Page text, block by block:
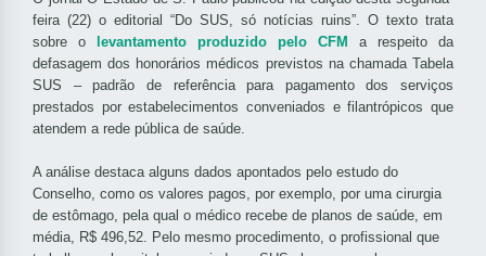
feira (22) o editorial “Do SUS, só notícias ruins”. O texto trata
sobre o
levantamento produzido pelo CFM
a respeito da
defasagem dos honorários médicos previstos na chamada Tabela
SUS – padrão de referência para pagamento dos serviços
prestados por estabelecimentos conveniados e filantrópicos que
atendem a rede pública de saúde.
A análise destaca alguns dados apontados pelo estudo do
Conselho, como os valores pagos, por exemplo, por uma cirurgia
de estômago, pela qual o médico recebe de planos de saúde, em
média, R$ 496,52. Pelo mesmo procedimento, o profissional que